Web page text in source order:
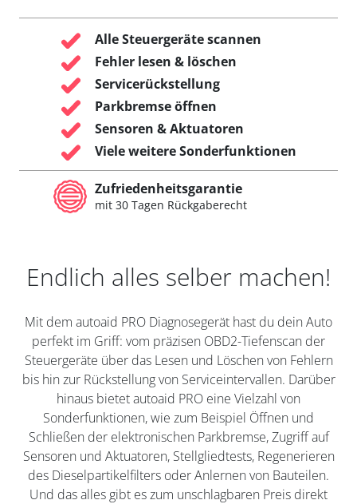
Alle Steuergeräte scannen
Fehler lesen & löschen
Servicerückstellung
Parkbremse öffnen
Sensoren & Aktuatoren
Viele weitere Sonderfunktionen
Zufriedenheitsgarantie
mit 30 Tagen Rückgaberecht
Endlich alles selber machen!
Mit dem autoaid PRO Diagnosegerät hast du dein Auto
perfekt im Griff: vom präzisen OBD2-Tiefenscan der
Steuergeräte über das Lesen und Löschen von Fehlern
bis hin zur Rückstellung von Serviceintervallen. Darüber
hinaus bietet autoaid PRO eine Vielzahl von
Sonderfunktionen, wie zum Beispiel Öffnen und
Schließen der elektronischen Parkbremse, Zugriff auf
Sensoren und Aktuatoren, Stellgliedtests, Regenerieren
des Dieselpartikelfilters oder Anlernen von Bauteilen.
Und das alles gibt es zum unschlagbaren Preis direkt